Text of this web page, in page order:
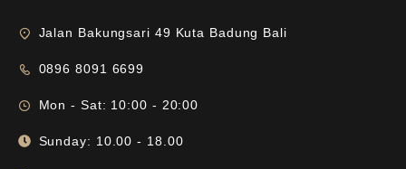
Jalan Bakungsari 49 Kuta Badung Bali
0896 8091 6699
Mon - Sat: 10:00 - 20:00
Sunday: 10.00 - 18.00